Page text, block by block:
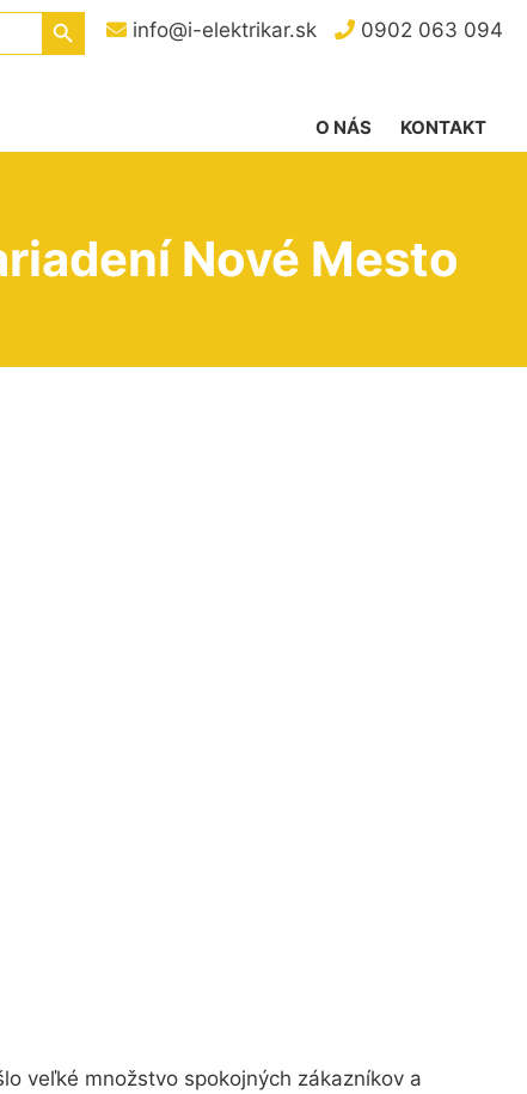
info@i-elektrikar.sk 0902 063 094
Search Button
KONTAKT
O NÁS
Nové Mesto
veľké množstvo spokojných zákazníkov a